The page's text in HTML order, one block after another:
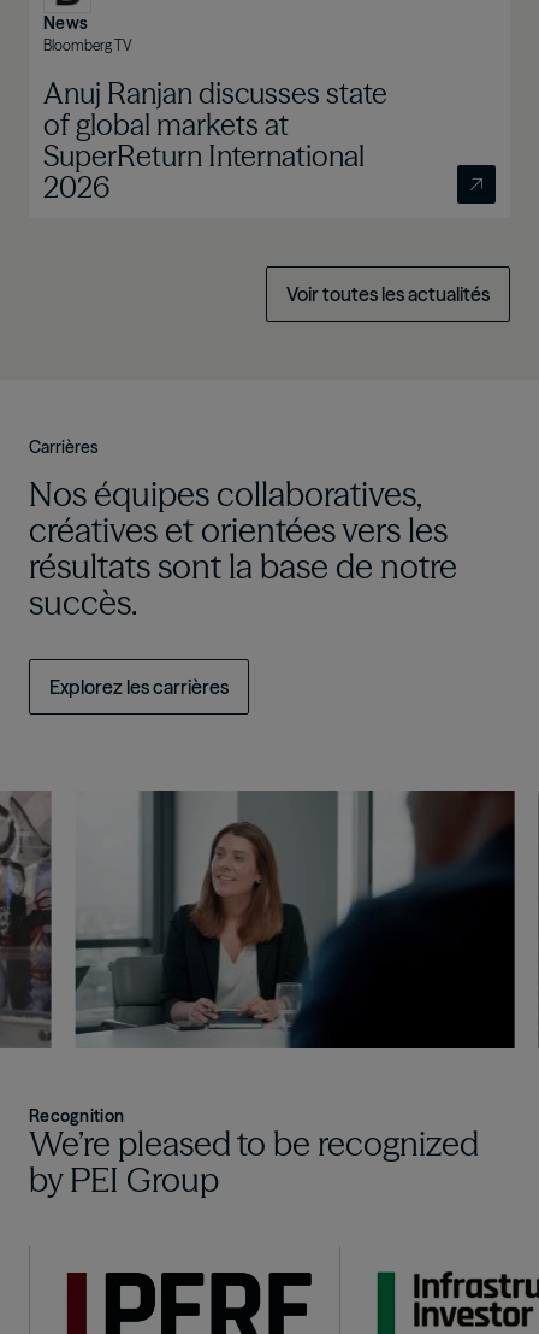
News
Bloomberg TV
Anuj Ranjan discusses state
of global markets at
SuperReturn International
2026
Voir toutes les actualités
Carrières
Nos équipes collaboratives,
créatives et orientées vers les
résultats sont la base de notre
succès.
Explorez les carrières
Recognition
We’re pleased to be recognized
by PEI Group